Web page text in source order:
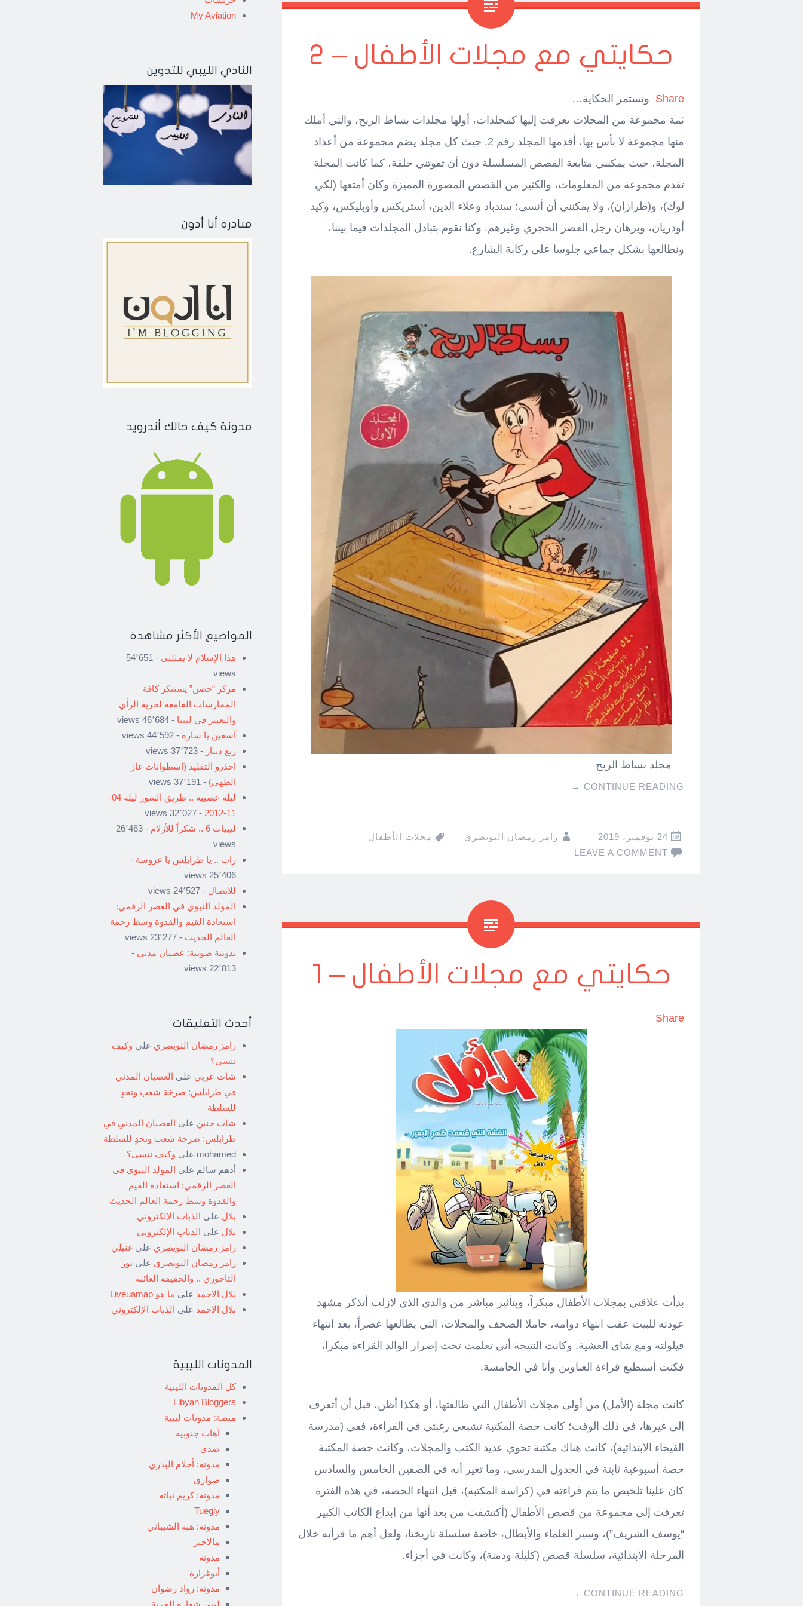
حكايتي مع مجلات الأطفال – 2
Share وتستمر الحكاية…
ثمة مجموعة من المجلات تعرفت إليها كمجلدات، أولها مجلدات بساط الريح، والتي أملك
منها مجموعة لا بأس بها، أقدمها المجلد رقم 2. حيث كل مجلد يضم مجموعة من أعداد
المجلة، حيث يمكنني متابعة القصص المسلسلة دون أن تفوتني حلقة، كما كانت المجلة
تقدم مجموعة من المعلومات، والكثير من القصص المصورة المميزة وكان أمتعها (لكي
لوك)، و(طرازان)، ولا يمكنني أن أنسى؛ سندباد وعلاء الدين، أستريكس وأوبليكس، وكيد
أودريان، وبرهان رجل العصر الحجري وغيرهم. وكنا نقوم بتبادل المجلدات فيما بيننا،
ونطالعها بشكل جماعي جلوسا على ركابة الشارع.
مجلد بساط الريح
CONTINUE READING
→
24 نوفمبر، 2019 رامز رمضان النويصري
مجلات الأطفال
LEAVE A COMMENT
حكايتي مع مجلات الأطفال – 1
Share
بدأت علاقتي بمجلات الأطفال مبكراً، وبتأثير مباشر من والدي الذي لازلت أتذكر مشهد
عودته للبيت عقب انتهاء دوامه، حاملا الصحف والمجلات، التي يطالعها عصراً، بعد انتهاء
قيلولته ومع شاي العشية. وكانت النتيجة أني تعلمت تحت إصرار الوالد القراءة مبكرا،
فكنت أستطيع قراءة العناوين وأنا في الخامسة.
كانت مجلة (الأمل) من أولى مجلات الأطفال التي طالعتها، أو هكذا أظن، قبل أن أتعرف
إلى غيرها، في ذلك الوقت؛ كانت حصة المكتبة تشبعي رغبتي في القراءة، ففي (مدرسة
الفيحاء الابتدائية)، كانت هناك مكتبة تحوي عديد الكتب والمجلات، وكانت حصة المكتبة
حصة أسبوعية ثابتة في الجدول المدرسي، وما تغير أنه في الصفين الخامس والسادس
كان علينا تلخيص ما يتم قراءته في (كراسة المكتبة)، قبل انتهاء الحصة، في هذه الفترة
تعرفت إلى مجموعة من قصص الأطفال (أكتشفت من بعد أنها من إبداع الكاتب الكبير
“يوسف الشريف”)، وسير العلماء والأبطال، خاصة سلسلة تاريخنا، ولعل أهم ما قرأته خلال
المرحلة الابتدائية، سلسلة قصص (كليلة ودمنة)، وكانت في أجزاء.
CONTINUE READING
→
My Aviation
النادي الليبي للتدوين
مبادرة أنا أدون
مدونة كيف حالك أندرويد
المواضيع الأكثر مشاهدة
هذا الإسلام لا يمثلني
- 54٬651
views
مركز “حصن” يستنكر كافة
الممارسات القامعة لحرية الرأي
والتعبير في ليبيا - 46٬684 views
آسفين يا ساره - 44٬592 views
ربع دينار - 37٬723 views
احذرو التقليد (إسطوانات غاز
الطهي) - 37٬191 views
ليلة عصيبة .. طريق السور ليلة 04-
11-2012
- 32٬027 views
ليبيات 6 .. شكراً للأزلام
- 26٬463
views
راب .. يا طرابلس يا عروسة -
25٬406 views
للاتصال - 24٬527 views
المولد النبوي في العصر الرقمي:
استعادة القيم والقدوة وسط زحمة
العالم الحديث - 23٬277 views
تدوينة صوتية: عصيان مدني -
22٬813 views
أحدث التعليقات
رامز رمضان النويصري على وكيف
ننسى؟
شات عربي على العصيان المدني
في طرابلس: صرخة شعب وتحدٍ
للسلطة
شات حنين على العصيان المدني في
طرابلس: صرخة شعب وتحدٍ للسلطة
mohamed على وكيف ننسى؟
أدهم سالم على المولد النبوي في
العصر الرقمي: استعادة القيم
والقدوة وسط زحمة العالم الحديث
بلال على الذباب الإلكتروني
بلال على الذباب الإلكتروني
رامز رمضان النويصري على غنيلي
رامز رمضان النويصري على نور
التاجوري .. والحقيقة الغائبة
بلال الاحمد على ما هو Liveuamap
بلال الاحمد على الذباب الإلكتروني
المدونات الليبية
كل المدونات الليبية
Libyan Bloggers
منصة: مدونات ليبية
آهات جنوبية
صدى
مدونة: أحلام البدري
صواري
مدونة: كريم نباته
Tuegly
مدونة: هبة الشيباني
مالاخير
مدونة
أبوغرارة
مدونة: رواد رضوان
ليبي شعاره الحرية